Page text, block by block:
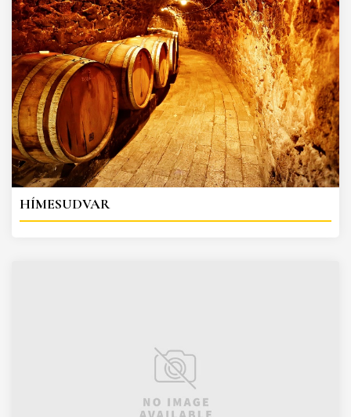
HÍMESUDVAR